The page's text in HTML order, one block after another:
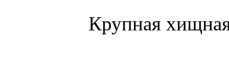
Крупная